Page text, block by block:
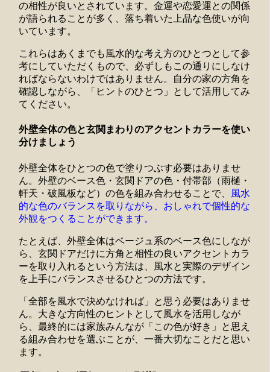
の相性が良いとされています。金運や恋愛運との関係
が語られることが多く、落ち着いた上品な色使いが向
いています。
これらはあくまでも風水的な考え方のひとつとして参
考にしていただくもので、必ずしもこの通りにしなけ
ればならないわけではありません。自分の家の方角を
確認しながら、「ヒントのひとつ」として活用してみ
てください。
外壁全体の色と玄関まわりのアクセントカラーを使い
分けましょう
外壁全体をひとつの色で塗りつぶす必要はありませ
ん。外壁のベース色・玄関ドアの色・付帯部（雨樋・
軒天・破風板など）の色を組み合わせることで、
風水
的な色のバランスを取りながら、おしゃれで個性的な
外観をつくることができます。
たとえば、外壁全体はベージュ系のベース色にしなが
ら、玄関ドアだけに方角と相性の良いアクセントカラ
ーを取り入れるという方法は、風水と実際のデザイン
を上手にバランスさせるひとつの方法です。
「全部を風水で決めなければ」と思う必要はありませ
ん。大きな方向性のヒントとして風水を活用しなが
ら、最終的には家族みんなが「この色が好き」と思え
る組み合わせを選ぶことが、一番大切なことだと思い
ます。